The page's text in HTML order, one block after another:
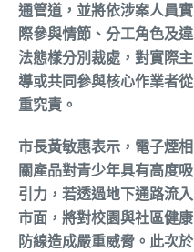
通管道，並將依涉案人員實
際參與情節、分工角色及違
法態樣分別裁處，對實際主
導或共同參與核心作業者從
重究責。
市長黃敏惠表示，電子煙相
關產品對青少年具有高度吸
引力，若透過地下通路流入
市面，將對校園與社區健康
防線造成嚴重威脅。此次於